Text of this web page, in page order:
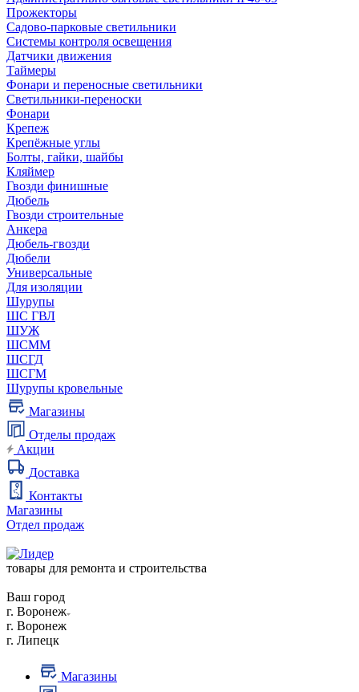
Прожекторы
Садово-парковые светильники
Системы контроля освещения
Датчики движения
Таймеры
Фонари и переносные светильники
Светильники-переноски
Фонари
Крепеж
Крепёжные углы
Болты, гайки, шайбы
Кляймер
Гвозди финишные
Дюбель
Гвозди строительные
Анкера
Дюбель-гвозди
Дюбели
Универсальные
Для изоляции
Шурупы
ШС ГВЛ
ШУЖ
ШСММ
ШСГД
ШСГМ
Шурупы кровельные
Магазины
Отделы продаж
Акции
Доставка
Контакты
Магазины
Отдел продаж
товары для ремонта и строительства
Ваш город
г. Воронеж
г. Воронеж
г. Липецк
Магазины